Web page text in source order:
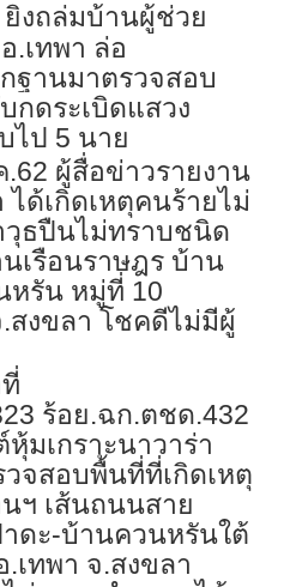
ยิงถล่มบ้านผู้ช่วย
.เทพา ล่อ
ฐานมาตรวจสอบ
กดระเบิดแสวง
ไป 5 นาย
.62 ผู้สื่อข่าวรายงาน
ด้เกิดเหตุคนร้ายไม่
ธปืนไม่ทราบชนิด
เรือนราษฎร บ้าน
หรัน หมู่ที่ 10
สงขลา โชคดีไม่มีผู้
ร้อย.ฉก.ตชด.432
มเกราะนาวาร่า
จสอบพื้นที่ที่เกิดเหตุ
ฯ เส้นถนนสาย
ดะ-บ้านควนหรันใต้
เทพา จ.สงขลา